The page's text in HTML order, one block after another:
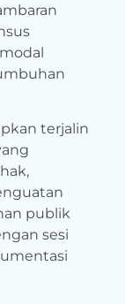
terjalin
publik
sesi